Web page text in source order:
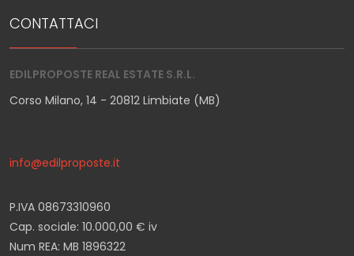
CONTATTACI
EDILPROPOSTE REAL ESTATE S.R.L.
Corso Milano, 14 - 20812 Limbiate (MB)
info@edilproposte.it
P.IVA 08673310960
Cap. sociale: 10.000,00 € iv
Num REA: MB 1896322